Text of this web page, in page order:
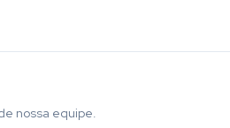
nossa equipe.